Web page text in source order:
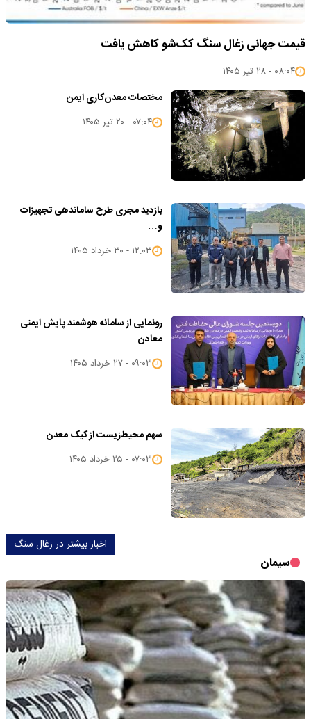
قیمت جهانی زغال سنگ کک‌شو کاهش یافت
۰۸:۰۴ - ۲۸ تیر ۱۴۰۵
مختصات معدن‌کاری ایمن
۰۷:۰۴ - ۲۰ تیر ۱۴۰۵
بازدید مجری طرح ساماندهی تجهیزات
و…
۱۲:۰۳ - ۳۰ خرداد ۱۴۰۵
رونمایی از سامانه هوشمند پایش ایمنی
معادن…
۰۹:۰۳ - ۲۷ خرداد ۱۴۰۵
سهم محیط‌زیست از کیک معدن
۰۷:۰۳ - ۲۵ خرداد ۱۴۰۵
اخبار بیشتر در زغال سنگ
سیمان